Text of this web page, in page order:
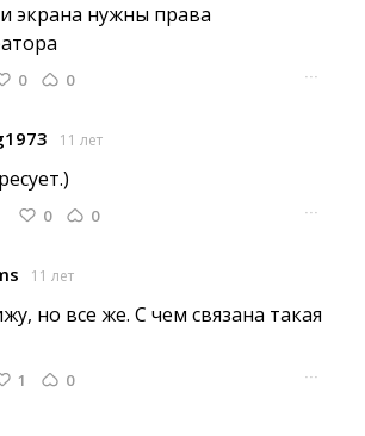
экрана нужны права
0 0 ···
11 лет
0 0 ···
11 лет
но все же. С чем связана такая
1 0 ···